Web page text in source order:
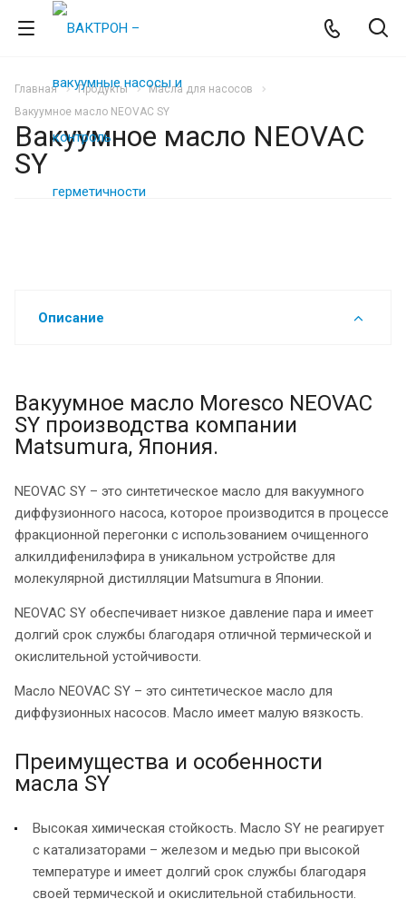
Главная Продукты
Масла для насосов
Вакуумное масло NEOVAC SY
Вакуумное масло NEOVAC
SY
Описание
Вакуумное масло Moresco NEOVAC
SY производства компании
Matsumura, Япония.
NEOVAC SY – это синтетическое масло для вакуумного
диффузионного насоса, которое производится в процессе
фракционной перегонки с использованием очищенного
алкилдифенилэфира в уникальном устройстве для
молекулярной дистилляции Matsumura в Японии.
NEOVAC SY обеспечивает низкое давление пара и имеет
долгий срок службы благодаря отличной термической и
окислительной устойчивости.
Масло NEOVAC SY – это синтетическое масло для
диффузионных насосов. Масло имеет малую вязкость.
Преимущества и особенности
масла SY
Высокая химическая стойкость. Масло SY не реагирует
с катализаторами – железом и медью при высокой
температуре и имеет долгий срок службы благодаря
своей термической и окислительной стабильности.